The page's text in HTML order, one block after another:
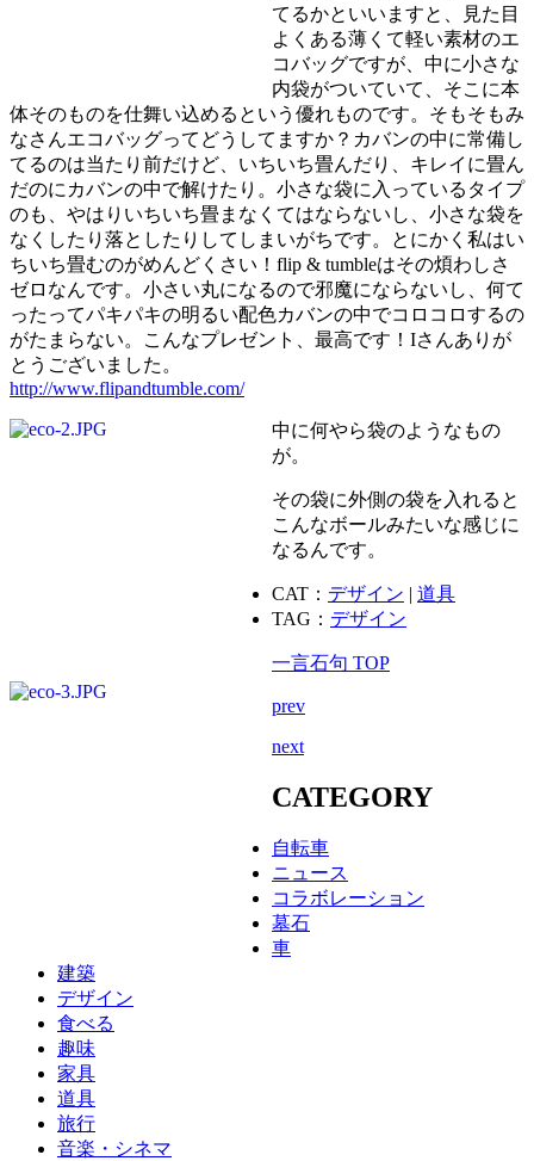
てるかといいますと、見た目
よくある薄くて軽い素材のエ
コバッグですが、中に小さな
内袋がついていて、そこに本
体そのものを仕舞い込めるという優れものです。そもそもみ
なさんエコバッグってどうしてますか？カバンの中に常備し
てるのは当たり前だけど、いちいち畳んだり、キレイに畳ん
だのにカバンの中で解けたり。小さな袋に入っているタイプ
のも、やはりいちいち畳まなくてはならないし、小さな袋を
なくしたり落としたりしてしまいがちです。とにかく私はい
ちいち畳むのがめんどくさい！flip & tumbleはその煩わしさ
ゼロなんです。小さい丸になるので邪魔にならないし、何て
ったってパキパキの明るい配色カバンの中でコロコロするの
がたまらない。こんなプレゼント、最高です！Iさんありが
とうございました。
http://www.flipandtumble.com/
中に何やら袋のようなもの
が。
その袋に外側の袋を入れると
こんなボールみたいな感じに
なるんです。
CAT： デザイン | 道具
TAG： デザイン
一言石句 TOP
prev
next
CATEGORY
自転車
ニュース
コラボレーション
墓石
車
建築
デザイン
食べる
趣味
家具
道具
旅行
音楽・シネマ